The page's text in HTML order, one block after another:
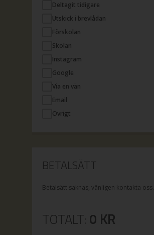
Deltagit tidigare
Utskick i brevlådan
Förskolan
Skolan
Instagram
Google
Via en vän
Email
Övrigt
BETALSÄTT
Betalsätt saknas, vänligen kontakta oss.
TOTALT: 0 KR